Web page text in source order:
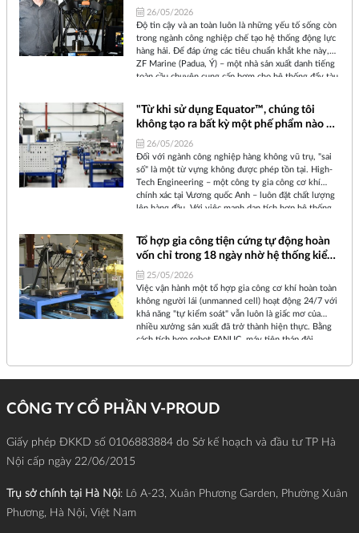
Nhỏ gọn, Bền bỉ và Kiểm tra đa chiều
26/05/2026
Độ tin cậy và an toàn luôn là những yếu tố sống còn
trong ngành công nghiệp chế tạo hệ thống động lực
hàng hải. Để đáp ứng các tiêu chuẩn khắt khe này,
ZF Marine (Padua, Ý) – một nhà sản xuất danh tiếng
toàn cầu chuyên cung cấp bơm cho hệ thống đẩy tàu
lời của họ chính là hệ thống đo lường Equator™ của
Renishaw.
"Từ khi sử dụng Equator™, chúng tôi
không tạo ra bất kỳ một phế phẩm nào và
đã giảm 27% chi phí sản xuất linh kiện"
26/05/2026
Đối với ngành công nghiệp hàng không vũ trụ, "sai
số" là một từ vựng không được phép tồn tại. High-
Tech Engineering – một công ty gia công cơ khí
chính xác tại Vương quốc Anh – luôn đặt chất lượng
lên hàng đầu. Với việc mạnh dạn tích hợp hệ thống
đã hiện thực hóa được mục tiêu kiểm tra 100% sản
phẩm đầu ra, đưa tỷ lệ phế phẩm về con số 0 tròn
trĩnh, đồng thời giảm một nửa yêu cầu về nhân sự
đo lường và cắt giảm tới 27% chi phí sản xuất.
Tổ hợp gia công tiện cứng tự động hoàn
vốn chỉ trong 18 ngày nhờ hệ thống kiểm
soát quy trình thông minh
25/05/2026
Việc vận hành một tổ hợp gia công cơ khí hoàn toàn
không người lái (unmanned cell) hoạt động 24/7 với
khả năng "tự kiểm soát" vẫn luôn là giấc mơ của
nhiều xưởng sản xuất đã trở thành hiện thực. Bằng
cách tích hợp robot FANUC, máy tiện tháp đôi
Renishaw, họ không chỉ tự động hóa hoàn toàn quy
trình tiện cứng (hard turning) mà còn đạt được mức
CÔNG TY CỔ PHẦN V-PROUD
Giấy phép ĐKKD số 0106883884 do Sở kế hoạch và đầu tư TP Hà
Nội cấp ngày 22/06/2015
Trụ sở chính tại Hà Nội: Lô A-23, Xuân Phương Garden, Phường Xuân
Phương, Hà Nội, Việt Nam